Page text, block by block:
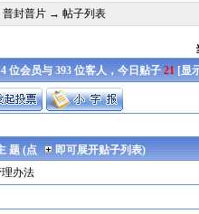
普封普片→ 帖子列表
位会员与 393 位客人，今日贴子21[显
题 (点
即可展开贴子列表)
办法